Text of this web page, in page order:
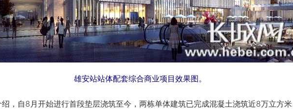
雄安站站体配套综合商业项目效果图。
自8月开始进行首段垫层浇筑至今，两栋单体建筑已完成混凝土浇筑近8万立方米